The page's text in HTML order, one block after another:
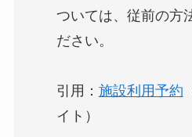
ついては、従前の方
ださい。
引用： 施設利用予約
イト）